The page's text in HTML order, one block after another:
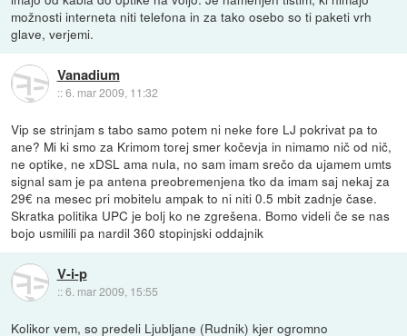
možnosti interneta niti telefona in za tako osebo so ti paketi vrh
glave, verjemi.
Vanadium
::6. mar 2009, 11:32
Vip se strinjam s tabo samo potem ni neke fore LJ pokrivat pa to
ane? Mi ki smo za Krimom torej smer kočevja in nimamo nič od nič,
ne optike, ne xDSL ama nula, no sam imam srečo da ujamem umts
signal sam je pa antena preobremenjena tko da imam saj nekaj za
29€ na mesec pri mobitelu ampak to ni niti 0.5 mbit zadnje čase.
Skratka politika UPC je bolj ko ne zgrešena. Bomo videli če se nas
bojo usmilili pa nardil 360 stopinjski oddajnik
V-i-p
::6. mar 2009, 15:55
Kolikor vem, so predeli Ljubljane (Rudnik) kjer ogromno